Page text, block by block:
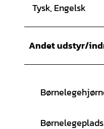
Tysk, Engelsk
Andet udstyr/